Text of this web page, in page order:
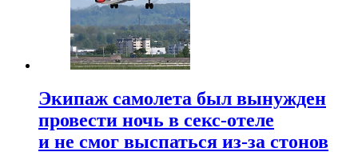
Экипаж самолета был вынужден
провести ночь в секс-отеле
и не смог выспаться из-за стонов